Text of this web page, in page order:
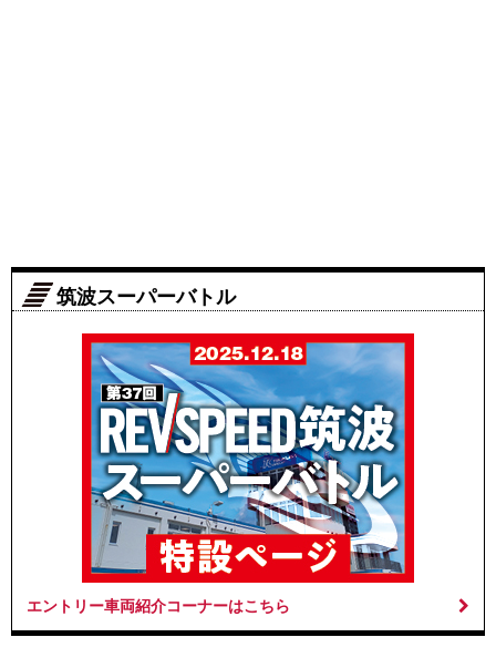
筑波スーパーバトル
エントリー車両紹介コーナーはこちら